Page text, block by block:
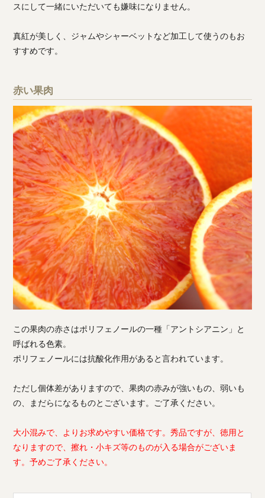
スにして一緒にいただいても嫌味になりません。
真紅が美しく、ジャムやシャーベットなど加工して使うのもお
すすめです。
赤い果肉
この果肉の赤さはポリフェノールの一種「アントシアニン」と
呼ばれる色素。
ポリフェノールには抗酸化作用があると言われています。
ただし個体差がありますので、果肉の赤みが強いもの、弱いも
の、まだらになるものとございます。ご了承ください。
大小混みで、よりお求めやすい価格です。秀品ですが、徳用と
なりますので、擦れ・小キズ等のものが入る場合がございま
す。予めご了承ください。